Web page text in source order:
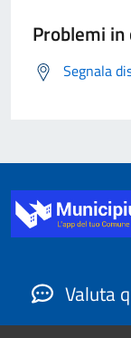
Problemi
Segnala
Valuta